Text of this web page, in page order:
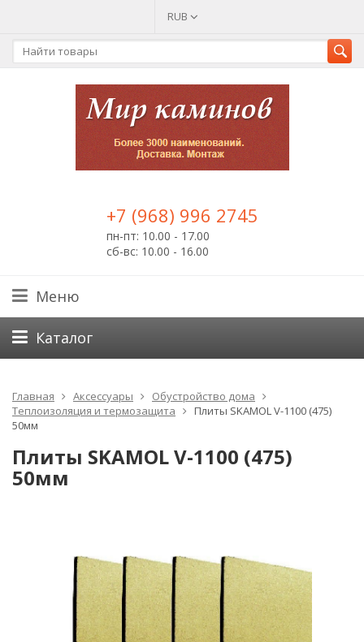
RUB
+7 (968) 996 2745
пн-пт: 10.00 - 17.00
сб-вс: 10.00 - 16.00
Меню
Каталог
Главная Аксессуары
Обустройство дома
Теплоизоляция и термозащита
Плиты SKAMOL V-1100 (475)
50мм
Плиты SKAMOL V-1100 (475)
50мм